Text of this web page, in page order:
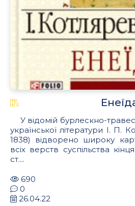
У відомій бурлескно-
української літератури І. П.
1838) відворено широку
всіх верств суспільства
ст....
690
0
26.04.22